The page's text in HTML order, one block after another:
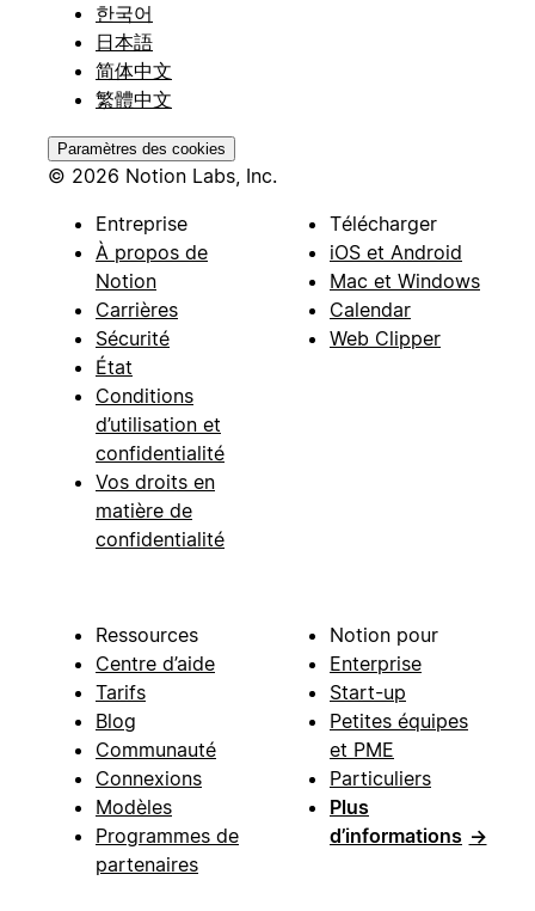
한국어
日本語
简体中文
繁體中文
Paramètres des cookies
© 2026 Notion Labs, Inc.
Entreprise
À propos de
Notion
Carrières
Sécurité
État
Conditions
d’utilisation et
confidentialité
Vos droits en
matière de
confidentialité
Télécharger
iOS et Android
Mac et Windows
Calendar
Web Clipper
Ressources
Centre d’aide
Tarifs
Blog
Communauté
Connexions
Modèles
Programmes de
partenaires
Notion pour
Enterprise
Start-up
Petites équipes
et PME
Particuliers
Plus
d’informations →